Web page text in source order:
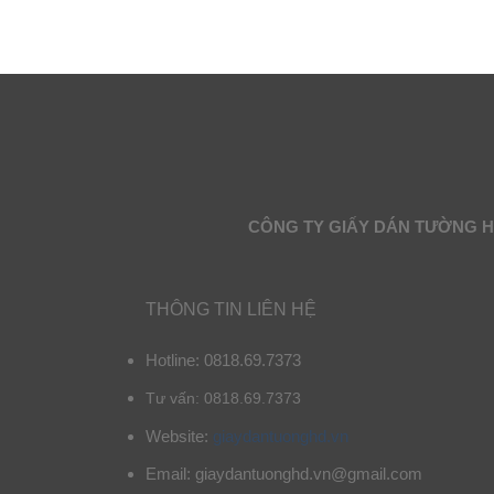
CÔNG TY GIẤY DÁN TƯỜNG
THÔNG TIN LIÊN HỆ
Hotline: 0818.69.7373
Tư vấn: 0818.69.7373
Website: giaydantuonghd.vn
Email: giaydantuonghd.vn@gmail.com